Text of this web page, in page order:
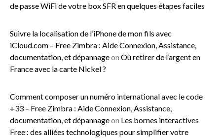
de passe WiFi de votre box SFR en quelques étapes faciles
Suivre la localisation de l’iPhone de mon fils avec
iCloud.com – Free Zimbra : Aide Connexion, Assistance,
documentation, et dépannageon Où retirer de l’argent en
France avec la carte Nickel ?
Comment composer un numéro international avec le code
+33 – Free Zimbra : Aide Connexion, Assistance,
documentation, et dépannageon Les bornes interactives
Free : des alliées technologiques pour simplifier votre